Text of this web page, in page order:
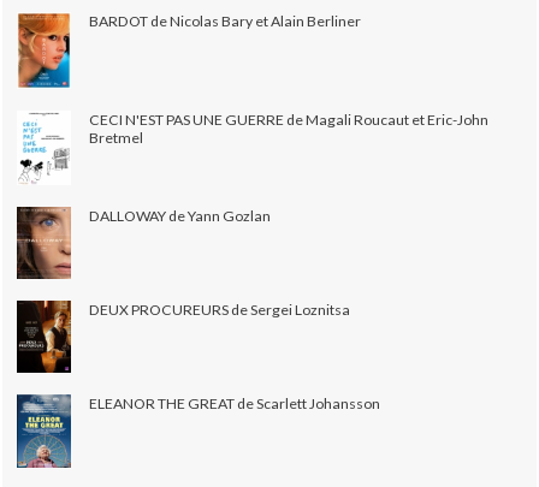
BARDOT de Nicolas Bary et Alain Berliner
CECI N'EST PAS UNE GUERRE de Magali Roucaut et Eric-John
Bretmel
DALLOWAY de Yann Gozlan
DEUX PROCUREURS de Sergei Loznitsa
ELEANOR THE GREAT de Scarlett Johansson